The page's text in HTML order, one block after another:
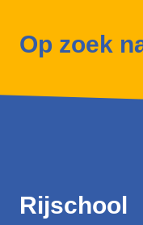
Op zoek
Rijschool